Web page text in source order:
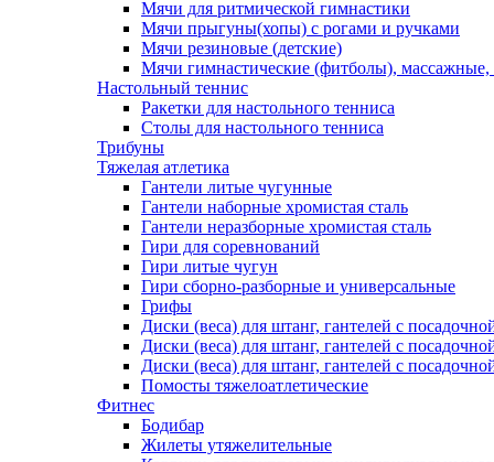
Мячи для ритмической гимнастики
Мячи прыгуны(хопы) с рогами и ручками
Мячи резиновые (детские)
Мячи гимнастические (фитболы),
Настольный теннис
Ракетки для настольного тенниса
Столы для настольного тенниса
Трибуны
Тяжелая атлетика
Гантели литые чугунные
Гантели наборные хромистая сталь
Гантели неразборные хромистая сталь
Гири для соревнований
Гири литые чугун
Гири сборно-разборные и универсальные
Грифы
Диски (веса) для штанг, гантелей с
Диски (веса) для штанг, гантелей с
Диски (веса) для штанг, гантелей с
Помосты тяжелоатлетические
Фитнес
Бодибар
Жилеты утяжелительные